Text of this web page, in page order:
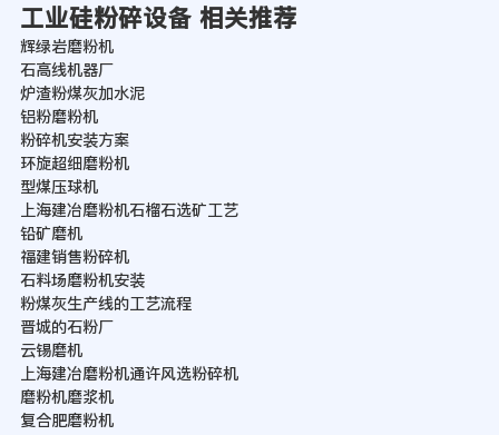
工业硅粉碎设备 相关推荐
辉绿岩磨粉机
石高线机器厂
炉渣粉煤灰加水泥
铝粉磨粉机
粉碎机安装方案
环旋超细磨粉机
型煤压球机
上海建冶磨粉机石榴石选矿工艺
铅矿磨机
福建销售粉碎机
石料场磨粉机安装
粉煤灰生产线的工艺流程
晋城的石粉厂
云锡磨机
上海建冶磨粉机通许风选粉碎机
磨粉机磨浆机
复合肥磨粉机